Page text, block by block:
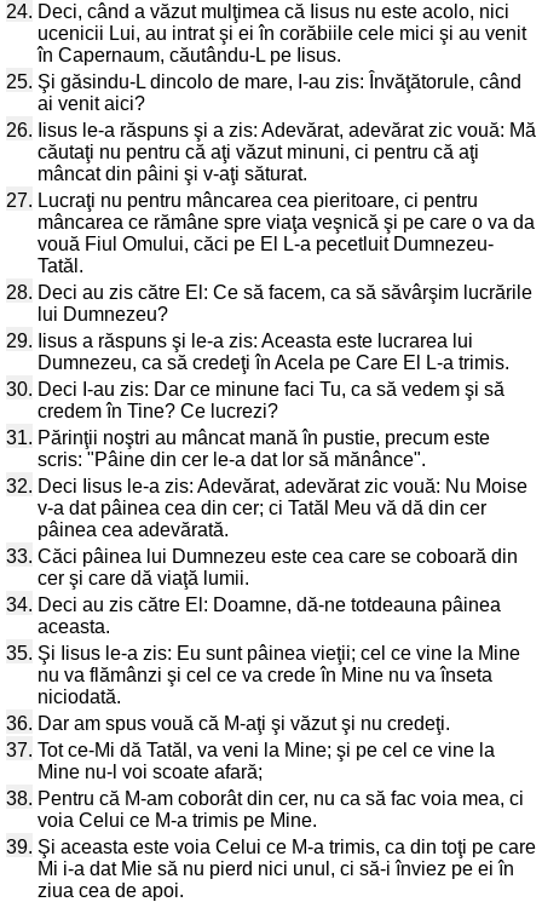
24. Deci, când a văzut mulţimea că Iisus nu este acolo, nici
ucenicii Lui, au intrat şi ei în corăbiile cele mici şi au venit
în Capernaum, căutându-L pe Iisus.
25. Şi găsindu-L dincolo de mare, I-au zis: Învăţătorule, când
ai venit aici?
26. Iisus le-a răspuns şi a zis: Adevărat, adevărat zic vouă: Mă
căutaţi nu pentru că aţi văzut minuni, ci pentru că aţi
mâncat din pâini şi v-aţi săturat.
27. Lucraţi nu pentru mâncarea cea pieritoare, ci pentru
mâncarea ce rămâne spre viaţa veşnică şi pe care o va da
vouă Fiul Omului, căci pe El L-a pecetluit Dumnezeu-
Tatăl.
28. Deci au zis către El: Ce să facem, ca să săvârşim lucrările
lui Dumnezeu?
29. Iisus a răspuns şi le-a zis: Aceasta este lucrarea lui
Dumnezeu, ca să credeţi în Acela pe Care El L-a trimis.
30. Deci I-au zis: Dar ce minune faci Tu, ca să vedem şi să
credem în Tine? Ce lucrezi?
31. Părinţii noştri au mâncat mană în pustie, precum este
scris: "Pâine din cer le-a dat lor să mănânce".
32. Deci Iisus le-a zis: Adevărat, adevărat zic vouă: Nu Moise
v-a dat pâinea cea din cer; ci Tatăl Meu vă dă din cer
pâinea cea adevărată.
33. Căci pâinea lui Dumnezeu este cea care se coboară din
cer şi care dă viaţă lumii.
34. Deci au zis către El: Doamne, dă-ne totdeauna pâinea
aceasta.
35. Şi Iisus le-a zis: Eu sunt pâinea vieţii; cel ce vine la Mine
nu va flămânzi şi cel ce va crede în Mine nu va înseta
niciodată.
36. Dar am spus vouă că M-aţi şi văzut şi nu credeţi.
37. Tot ce-Mi dă Tatăl, va veni la Mine; şi pe cel ce vine la
Mine nu-l voi scoate afară;
38. Pentru că M-am coborât din cer, nu ca să fac voia mea, ci
voia Celui ce M-a trimis pe Mine.
39. Şi aceasta este voia Celui ce M-a trimis, ca din toţi pe care
Mi i-a dat Mie să nu pierd nici unul, ci să-i înviez pe ei în
ziua cea de apoi.